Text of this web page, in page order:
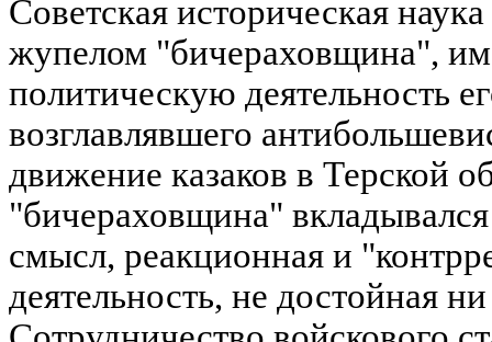
Советская историческая
жупелом "бичераховщина",
политическую деятельность
возглавлявшего
движение казаков в Терской
"бичераховщина"
смысл, реакционная и
деятельность, не достойная